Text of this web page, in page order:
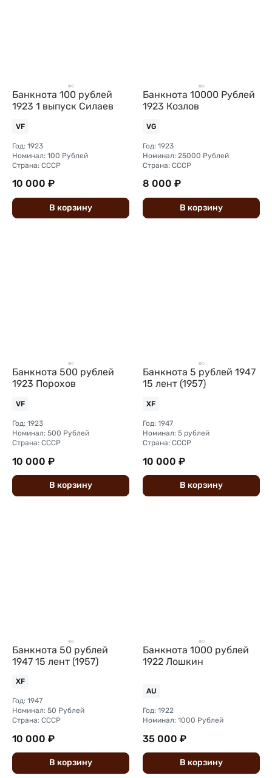
Банкнота 100 рублей
1923 1 выпуск Силаев
VF
Год: 1923
Номинал: 100 Рублей
Страна: СССР
10 000 ₽
В корзину
Банкнота 10000 Рублей
1923 Козлов
VG
Год: 1923
Номинал: 25000 Рублей
Страна: СССР
8 000 ₽
В корзину
Банкнота 500 рублей
1923 Порохов
VF
Год: 1923
Номинал: 500 Рублей
Страна: СССР
10 000 ₽
В корзину
Банкнота 5 рублей 1947
15 лент (1957)
XF
Год: 1947
Номинал: 5 рублей
Страна: СССР
10 000 ₽
В корзину
Банкнота 50 рублей
1947 15 лент (1957)
XF
Год: 1947
Номинал: 50 Рублей
Страна: СССР
10 000 ₽
В корзину
Банкнота 1000 рублей
1922 Лошкин
AU
Год: 1922
Номинал: 1000 Рублей
35 000 ₽
В корзину